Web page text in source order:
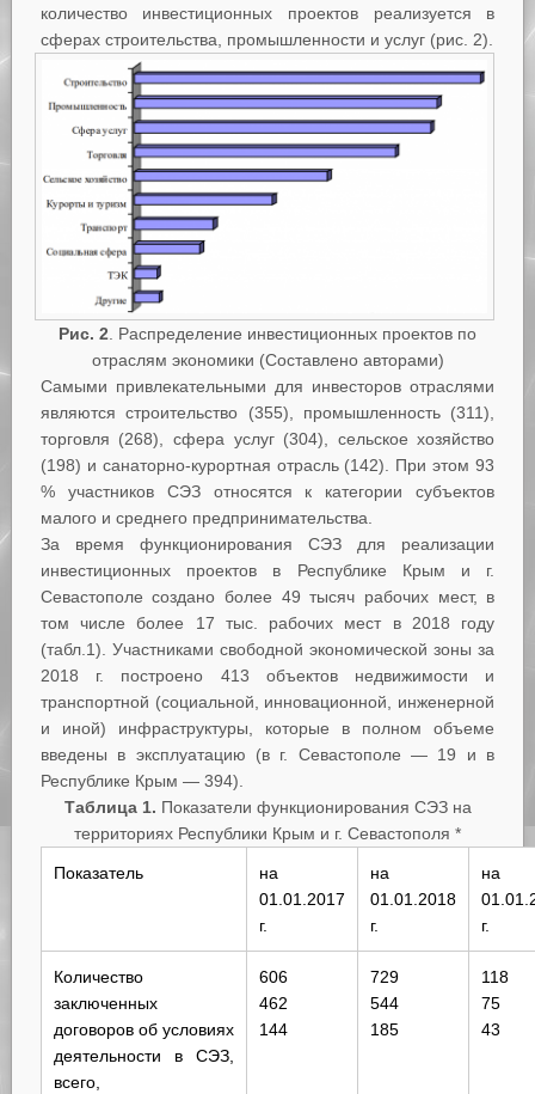
количество инвестиционных проектов реализуется в
сферах строительства, промышленности и услуг (рис. 2).
Рис. 2. Распределение инвестиционных проектов по
отраслям экономики (Составлено авторами)
Самыми привлекательными для инвесторов отраслями
являются строительство (355), промышленность (311),
торговля (268), сфера услуг (304), сельское хозяйство
(198) и санаторно-курортная отрасль (142). При этом 93
% участников СЭЗ относятся к категории субъектов
малого и среднего предпринимательства.
За время функционирования СЭЗ для реализации
инвестиционных проектов в Республике Крым и г.
Севастополе создано более 49 тысяч рабочих мест, в
том числе более 17 тыс. рабочих мест в 2018 году
(табл.1). Участниками свободной экономической зоны за
2018 г. построено 413 объектов недвижимости и
транспортной (социальной, инновационной, инженерной
и иной) инфраструктуры, которые в полном объеме
введены в эксплуатацию (в г. Севастополе — 19 и в
Республике Крым — 394).
Таблица 1. Показатели функционирования СЭЗ на
территориях Республики Крым и г. Севастополя *
Показатель
на
01.01.2017
г.
на
01.01.2018
г.
на
г.
Количество
заключенных
договоров об условиях
деятельности в СЭЗ,
всего,
606
462
144
729
544
185
118
75
43